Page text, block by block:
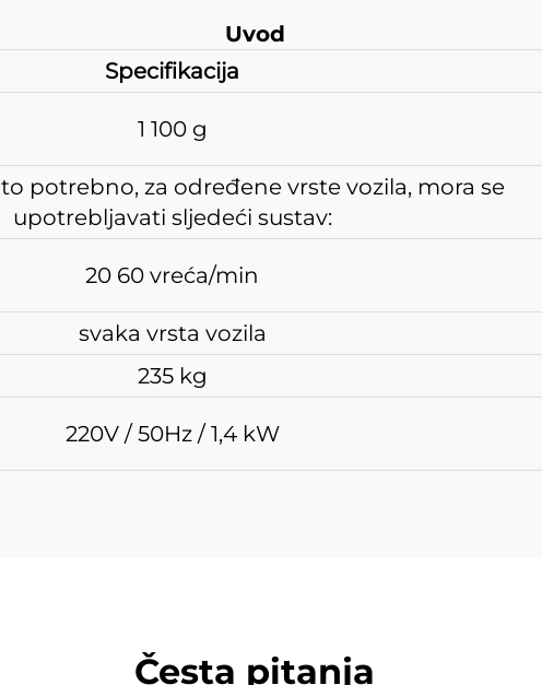
Uvod
Specifikacija
1 100 g
potrebno, za određene vrste vozila, mora se
upotrebljavati sljedeći sustav:
20 60 vreća/min
svaka vrsta vozila
235 kg
220V / 50Hz / 1,4 kW
Česta pitanja